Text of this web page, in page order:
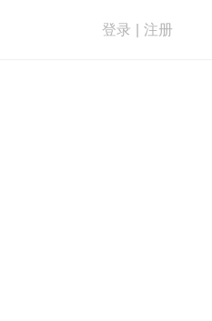
登录 注册